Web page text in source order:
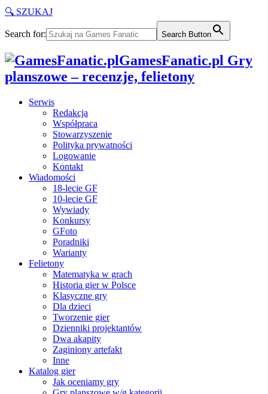
🔍 SZUKAJ
Search for: Search Button
GamesFanatic.pl Gry
planszowe – recenzje, felietony
Serwis
Redakcja
Współpraca
Stowarzyszenie
Polityka prywatności
Logowanie
Kontakt
Wiadomości
18-lecie GF
10-lecie GF
Wywiady
Konkursy
GFoto
Poradniki
Warianty
Felietony
Matematyka w grach
Historia gier w Polsce
Klasyczne gry
Dla dzieci
Tworzenie gier
Dzienniki projektantów
Dwa akapity
Zaginiony artefakt
Inne
Katalog gier
Jak oceniamy gry